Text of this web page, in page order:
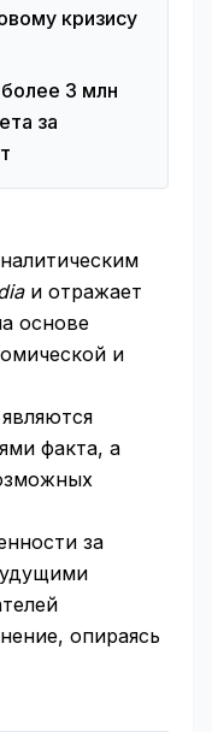
кризису
3 млн
за
и отражает
основе
и
факта, а
за
опираясь